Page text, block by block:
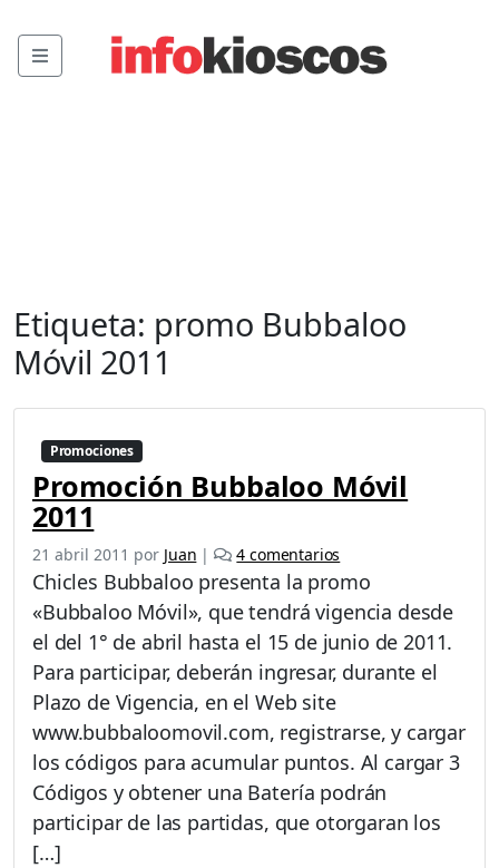
Menu
Etiqueta: promo Bubbaloo
Móvil 2011
Promociones
Promoción Bubbaloo Móvil
2011
21 abril 2011 por Juan | 4 comentarios
n
r
o
m
i
ó
n
u
Chicles Bubbaloo presenta la promo
«Bubbaloo Móvil», que tendrá vigencia desde
el del 1° de abril hasta el 15 de junio de 2011.
Para participar, deberán ingresar, durante el
Plazo de Vigencia, en el Web site
www.bubbaloomovil.com, registrarse, y cargar
los códigos para acumular puntos. Al cargar 3
Códigos y obtener una Batería podrán
participar de las partidas, que otorgaran los
[…]